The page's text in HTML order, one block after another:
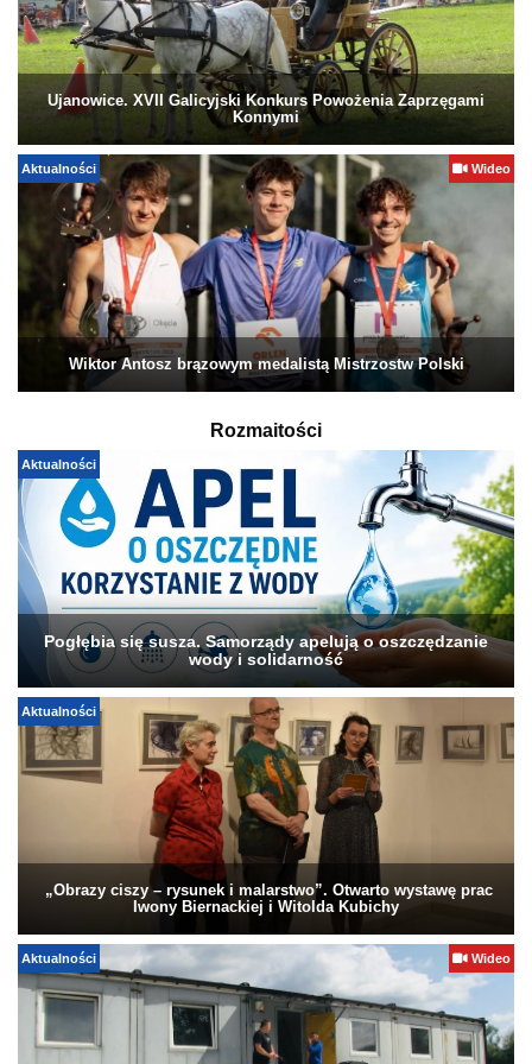
Ujanowice. XVII Galicyjski Konkurs Powożenia Zaprzęgami
Konnymi
Aktualności Wideo
Wiktor Antosz brązowym medalistą Mistrzostw Polski
Rozmaitości
Aktualności
Pogłębia się susza. Samorządy apelują o oszczędzanie
wody i solidarność
Aktualności
„Obrazy ciszy – rysunek i malarstwo”. Otwarto wystawę prac
Iwony Biernackiej i Witolda Kubichy
Aktualności Wideo